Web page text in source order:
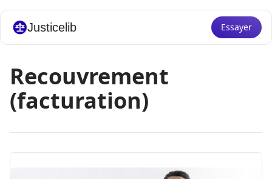
Justicelib Essayer
Recouvrement
(facturation)